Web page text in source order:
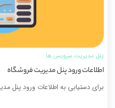
پنل مدیریت سرویس ها
اطلاعات ورود پنل مدیریت فروشگاه